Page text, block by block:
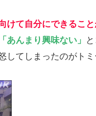
けて自分にできるこ
「あんまり興味ない」
てしまったのがトミ